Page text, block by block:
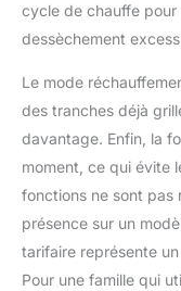
cycle de chauffe
dessèchement
Le mode
des tranches déjà
davantage. Enfin, la
moment, ce qui évite
fonctions ne sont pas
présence sur un
tarifaire représente
Pour une famille qui